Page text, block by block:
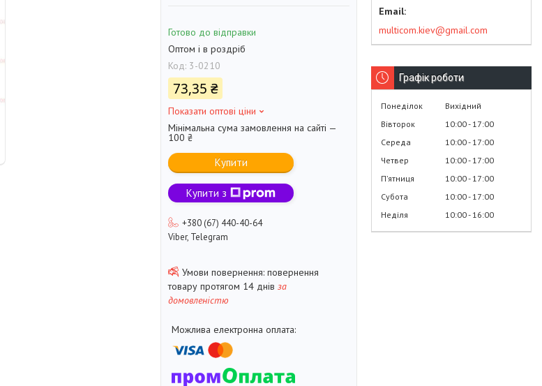
Готово до відправки
Оптом і в роздріб
Код: 3-0210
73,35 ₴
Показати оптові ціни
Мінімальна сума замовлення на сайті —
100 ₴
Купити
Купити з
+380 (67) 440-40-64
Viber, Telegram
повернення
товару протягом 14 днів за
домовленістю
multicom.kiev@gmail.com
Графік роботи
Понеділок
Вихідний
Вівторок
10:00 17:00
Середа
10:00 17:00
Четвер
10:00 17:00
Пʼятниця
10:00 17:00
Субота
10:00 17:00
Неділя
10:00 16:00